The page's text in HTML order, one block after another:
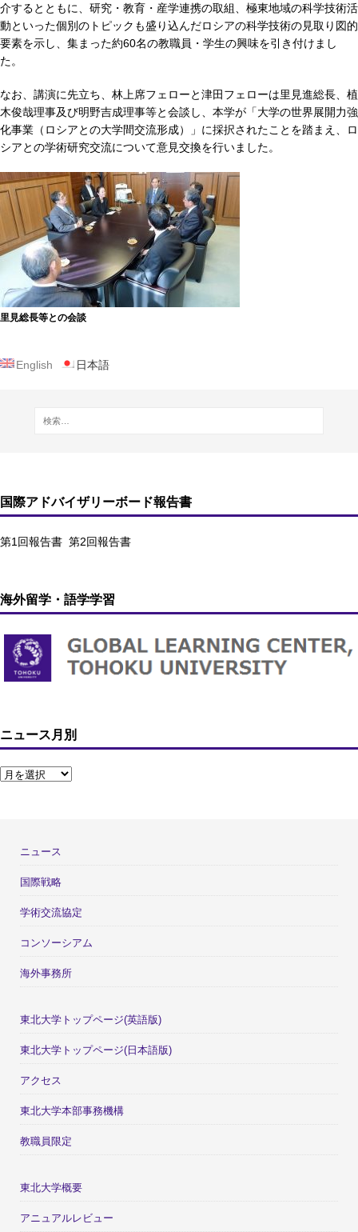
介するとともに、研究・教育・産学連携の取組、極東地域の科学技術活
動といった個別のトピックも盛り込んだロシアの科学技術の見取り図的
要素を示し、集まった約60名の教職員・学生の興味を引き付けまし
た。
なお、講演に先立ち、林上席フェローと津田フェローは里見進総長、植
木俊哉理事及び明野吉成理事等と会談し、本学が「大学の世界展開力強
化事業（ロシアとの大学間交流形成）」に採択されたことを踏まえ、ロ
シアとの学術研究交流について意見交換を行いました。
里見総長等との会談
English 日本語
国際アドバイザリーボード報告書
第1回報告書 第2回報告書
海外留学・語学学習
ニュース月別
ニュース
国際戦略
学術交流協定
コンソーシアム
海外事務所
東北大学トップページ(英語版)
東北大学トップページ(日本語版)
アクセス
東北大学本部事務機構
教職員限定
東北大学概要
アニュアルレビュー